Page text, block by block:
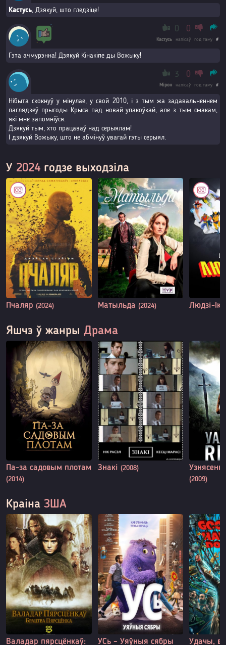
Кастусь, Дзякуй, што гледзіце!
0 0
Кастусь напісаў год таму #
Гэта ачмурэнна! Дзякуй Кінакіпе ды Вожыку!
3 0
Мірон напісаў год таму #
Нібыта скокнуў у мінулае, у свой 2010, і з тым жа задавальненнем
паглядзеў прыгоды Крыса пад новай упакоўкай, але з тым смакам,
які мне запомніўся.
Дзякуй тым, хто працаваў над серыялам!
І дзякуй Вожыку, што не абмінуў увагай гэты серыял.
У 2024годзе выходзіла
Пчаляр (2024) Матыльда (2024) Людзі-
Яшчэ ў жанры Драма
Па-за садовым плотам
(2014)
Знакі (2008)
(2009)
Краіна ЗША
Валадар пярсцёнкаў: УСь – Уяўныя сябры Удачы,